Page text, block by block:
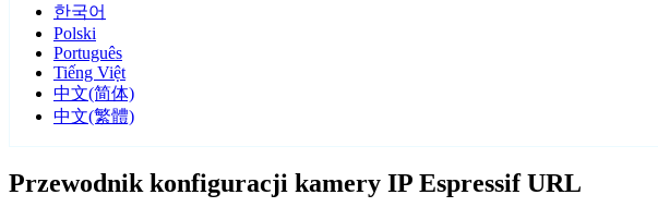
한국어
Polski
Português
Tiếng Việt
中文(简体)
中文(繁體)
Przewodnik konfiguracji kamery IP Espressif URL